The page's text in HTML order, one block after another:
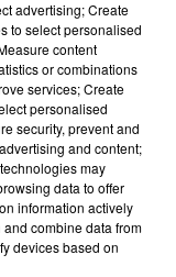
advertising; Create
to select personalised
content
or combinations
services; Create
personalised
security, prevent and
and content;
may
data to offer
information actively
combine data from
devices based on